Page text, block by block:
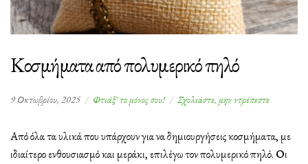
Κοσμήματα από πολυμερικό πηλό
9 Οκτωβρίου, 2025 Φτιάξ' το μόνος σου! Σχολιάστε, μην ντρέπεστεστο
πηλό
Από όλα τα υλικά που υπάρχουν για να δημιουργήσεις κοσμήματα, με
ιδιαίτερο ενθουσιασμό και μεράκι, επιλέγω τον πολυμερικό πηλό. Οι